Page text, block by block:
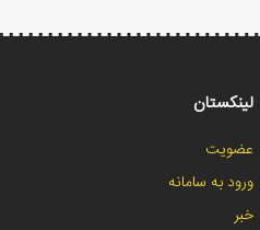
لینکستان
عضویت
ورود به سامانه
خبر